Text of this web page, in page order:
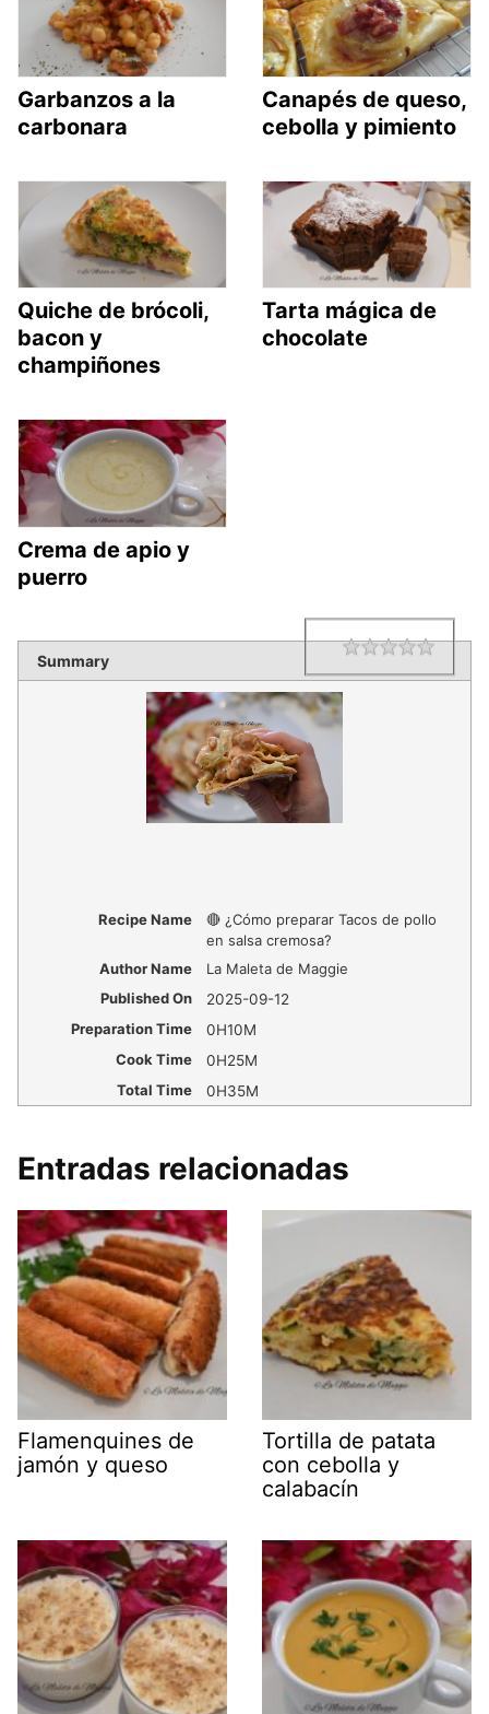
Garbanzos a la
carbonara
Canapés de queso,
cebolla y pimiento
Quiche de brócoli,
bacon y
champiñones
Tarta mágica de
chocolate
Crema de apio y
puerro
Summary Rating
Recipe Name
🔴 ¿Cómo preparar Tacos de pollo
en salsa cremosa?
Author Name
La Maleta de Maggie
Published On
2025-09-12
Preparation Time
0H10M
Cook Time
0H25M
Total Time
0H35M
Entradas relacionadas
Flamenquines de
jamón y queso
Tortilla de patata
con cebolla y
calabacín